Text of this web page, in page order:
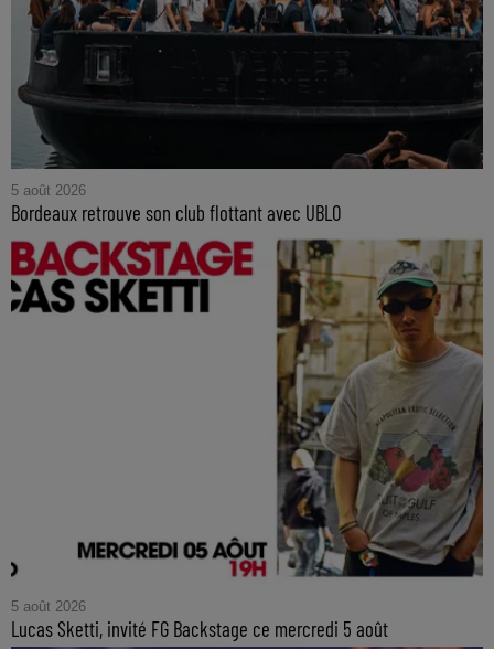
5 août 2026
Bordeaux retrouve son club flottant avec UBLO
5 août 2026
Lucas Sketti, invité FG Backstage ce mercredi 5 août